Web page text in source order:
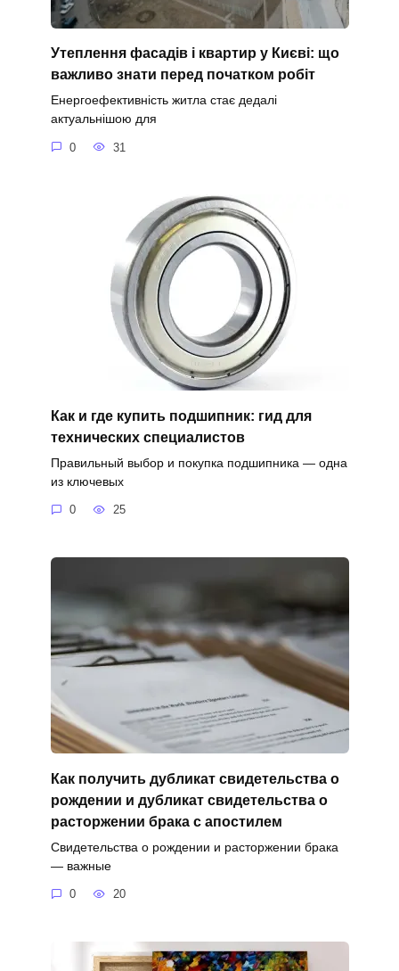
Утеплення фасадів і квартир у Києві: що
важливо знати перед початком робіт
Енергоефективність житла стає дедалі
актуальнішою для
0 31
Как и где купить подшипник: гид для
технических специалистов
Правильный выбор и покупка подшипника — одна
из ключевых
0 25
Как получить дубликат свидетельства о
рождении и дубликат свидетельства о
расторжении брака с апостилем
Свидетельства о рождении и расторжении брака
— важные
0 20